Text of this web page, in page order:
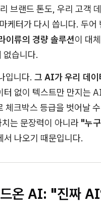
브랜드 톤도, 우리 고객
케터가 다시 씁니다. 두어
이류의 경량 솔루션이 대
없습니다.
입니다. 그 AI가 우리 데이
터 없이 텍스트만 만지는
체크박스 등급을 벗어날
는 문장력이 아니라 "누
서 나오기 때문입니다.
온 AI: "진짜